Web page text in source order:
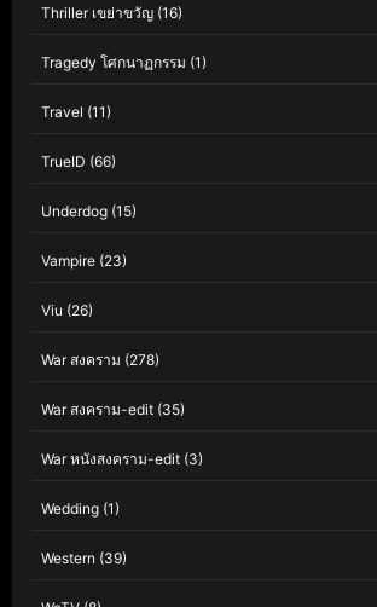
Thriller เขย่าขวัญ (16)
Tragedy โศกนาฏกรรม (1)
Travel (11)
TrueID (66)
Underdog (15)
Vampire (23)
Viu (26)
War สงคราม (278)
War สงคราม-edit (35)
War หนังสงคราม-edit (3)
Wedding (1)
Western (39)